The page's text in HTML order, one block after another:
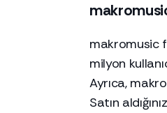
makromusic
milyon
Ayrıca,
Satın